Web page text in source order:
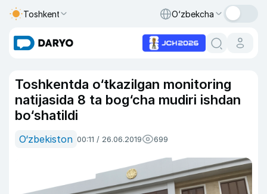
Toshkent O‘zbekcha
Toshkentda o‘tkazilgan monitoring
natijasida 8 ta bog‘cha mudiri ishdan
bo‘shatildi
O‘zbekiston 00:11 / 26.06.2019 699